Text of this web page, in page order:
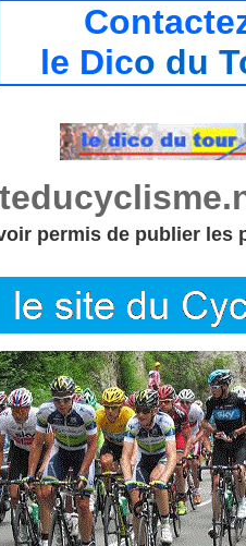
le Dico du
permis de publier les